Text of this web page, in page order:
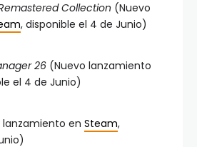
Collection (Nuevo
, disponible el 4 de Junio)
26 (Nuevo lanzamiento
el 4 de Junio)
lanzamiento en Steam,